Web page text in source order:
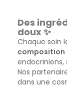
Des
doux ✨
Chaque soin
composition
Nos
dans une